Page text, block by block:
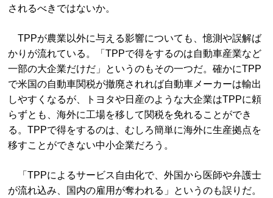
されるべきではないか。
TPPが農業以外に与える影響についても、憶測や誤解ば
かりが流れている。「TPPで得をするのは自動車産業など
一部の大企業だけだ」というのもその一つだ。確かにTPP
で米国の自動車関税が撤廃されれば自動車メーカーは輸出
しやすくなるが、トヨタや日産のような大企業はTPPに頼
らずとも、海外に工場を移して関税を免れることができ
る。TPPで得をするのは、むしろ簡単に海外に生産拠点を
移すことができない中小企業だろう。
「TPPによるサービス自由化で、外国から医師や弁護士
が流れ込み、国内の雇用が奪われる」というのも誤りだ。